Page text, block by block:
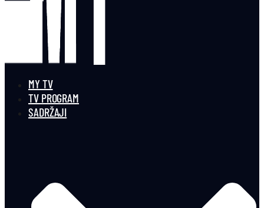
MY TV
TV PROGRAM
SADRŽAJI